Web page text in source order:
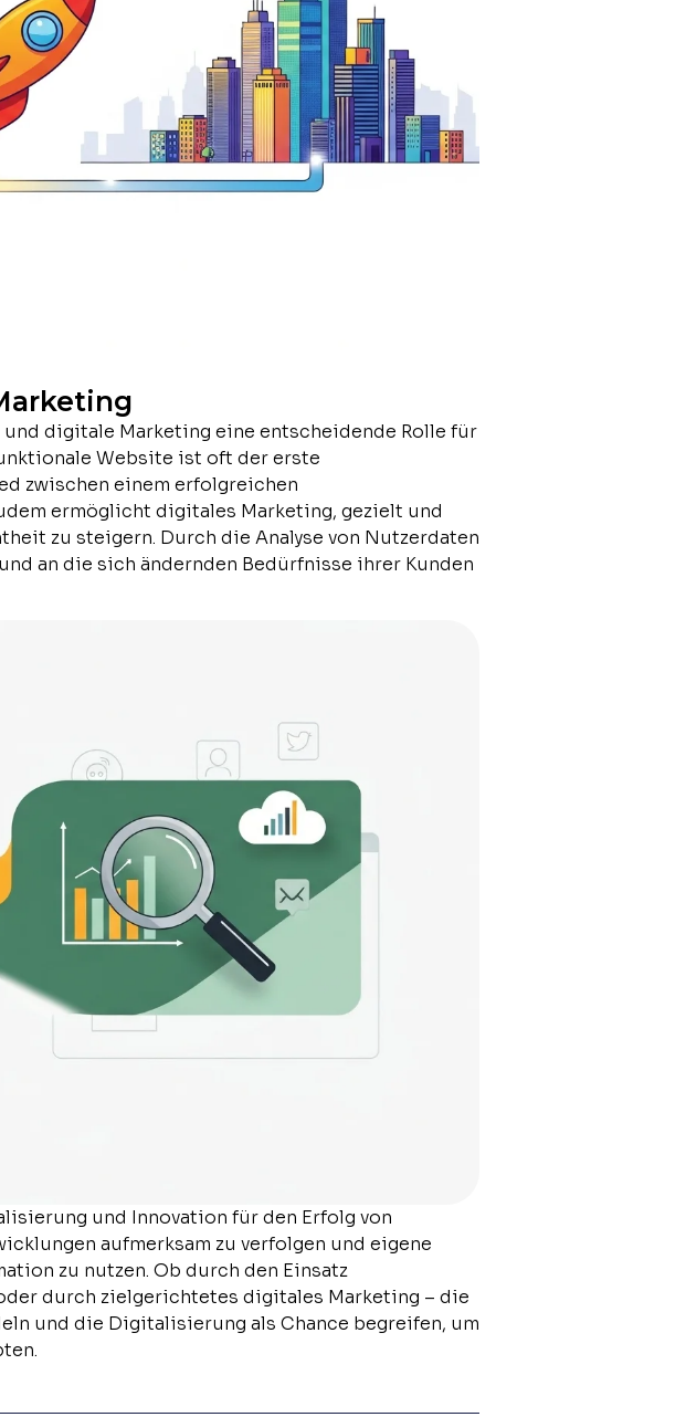
digitale Marketing eine entscheidende Rolle für
Website ist oft der erste
zwischen einem erfolgreichen
ermöglicht digitales Marketing, gezielt und
zu steigern. Durch die Analyse von Nutzerdaten
an die sich ändernden Bedürfnisse ihrer Kunden
und Innovation für den Erfolg von
aufmerksam zu verfolgen und eigene
zu nutzen. Ob durch den Einsatz
durch zielgerichtetes digitales Marketing – die
und die Digitalisierung als Chance begreifen, um